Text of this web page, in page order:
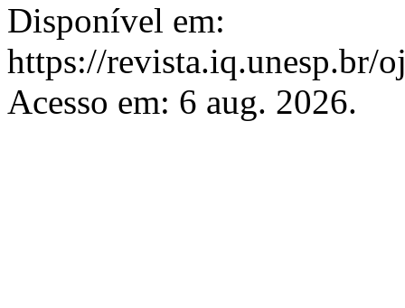
Disponível em:
https://revista.iq.unesp.br/
Acesso em: 6 aug. 2026.